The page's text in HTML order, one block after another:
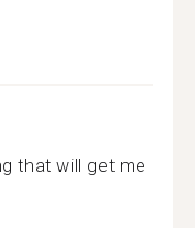
that will get me